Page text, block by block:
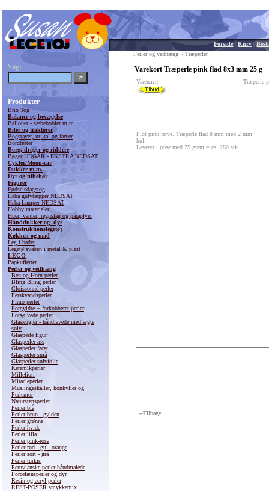
Forside|Kurv |
Søg:
Produkter
Brio Tog
Balance og bevægelse
Balloner - sæbebobler m.m.
Biler og traktorer
Bogstaver, ur, tal og farver
Bordteater
Borg, drager og riddere
Bøger UDGÅR - EKSTRA NEDSAT
Cykler/Moon-car
Dukker m.m.
Dyr og tilbehør
Figurer
Fødselsdagstog
Haba gulvtæpper NEDSAT
Haba Lamper NEDSAT
Hobby materialer
Huer, vanter, regnslag og paraplyer
Hånddukker og -dyr
Konstruktionslegetøj
Køkken og mad
Leg i badet
Legetøjsvåben i metal & plast
LEGO
Papkufferter
Perler og vedhæng
Ben og Horn perler
Bling Bling perler
Cloissonné perler
Ferskvandsperler
Fimo perler
Forgyldte + forkobberet perler
Forsølvede perler
Glaskugler - håndlavede med ægte
sølv
Glasperle figur
Glasperler ass
Glasperler facet
Glasperler små
Glasperler sølvfolie
Keramikperler
Millefiori
Miracleperler
Muslingeskaller, konkylier og
Perlemor
Naturstensperler
Perler blå
Perler brun - gylden
Perler grønne
Perler hvide
Perler lilla
Perler pink-rosa
Perler rød - gul -orange
Perler sort - grå
Perler turkis
Peruvianske perler håndmalede
Porcelænsperler og dyr
Resin og acryl perler
REST-POSER smykkemix
Perler og vedhæng » Træperler
Varekort Træperle pink flad 8x3 mm 25 g
Varenavn Træperle
Flot pink farve. Træperle flad 8 mm med 2 mm
hul.
Leveres i pose med 25 gram = ca. 280 stk.
«-Tilbage